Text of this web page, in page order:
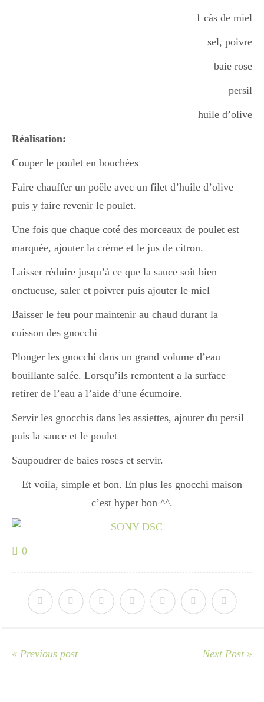
Tuto
Divers
Semaines Spéciales
cupcake
Halloween
Japon
Boulette
1 càs de miel
sel, poivre
baie rose
persil
huile d’olive
Réalisation:
Couper le poulet en bouchées
Faire chauffer un poêle avec un filet d’huile d’olive
puis y faire revenir le poulet.
Une fois que chaque coté des morceaux de poulet est
marquée, ajouter la crème et le jus de citron.
Laisser réduire jusqu’à ce que la sauce soit bien
onctueuse, saler et poivrer puis ajouter le miel
Baisser le feu pour maintenir au chaud durant la
cuisson des gnocchi
Plonger les gnocchi dans un grand volume d’eau
bouillante salée. Lorsqu’ils remontent a la surface
retirer de l’eau a l’aide d’une écumoire.
Servir les gnocchis dans les assiettes, ajouter du persil
puis la sauce et le poulet
Saupoudrer de baies roses et servir.
Et voila, simple et bon. En plus les gnocchi maison
c’est hyper bon ^^.
0
« Previous post Next Post »